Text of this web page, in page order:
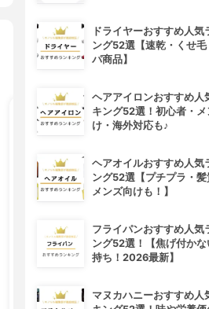
4位
シュ
マ
ドライヤーおすすめ人気
ング52選【速乾・くせ毛
パ商品】
ヘアアイロンおすすめ人
キング52選！初心者・メ
け・海外対応も♪
ヘアオイルおすすめ人気
ング52選【プチプラ・髪
メンズ向けも！】
フライパンおすすめ人気
ング52選！【焦げ付かな
持ち！2026最新】
マヌカハニーおすすめ人